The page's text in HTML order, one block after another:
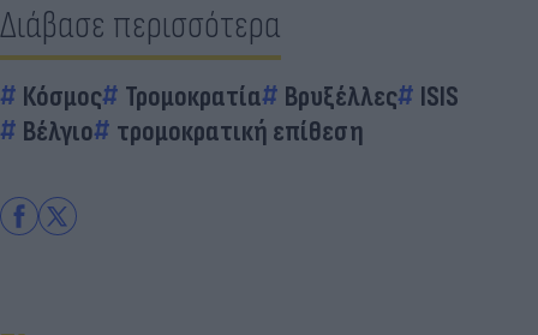
Διάβασε περισσότερα
Κόσμος Τρομοκρατία Βρυξέλλες
ISIS
Βέλγιο
τρομοκρατική επίθεση